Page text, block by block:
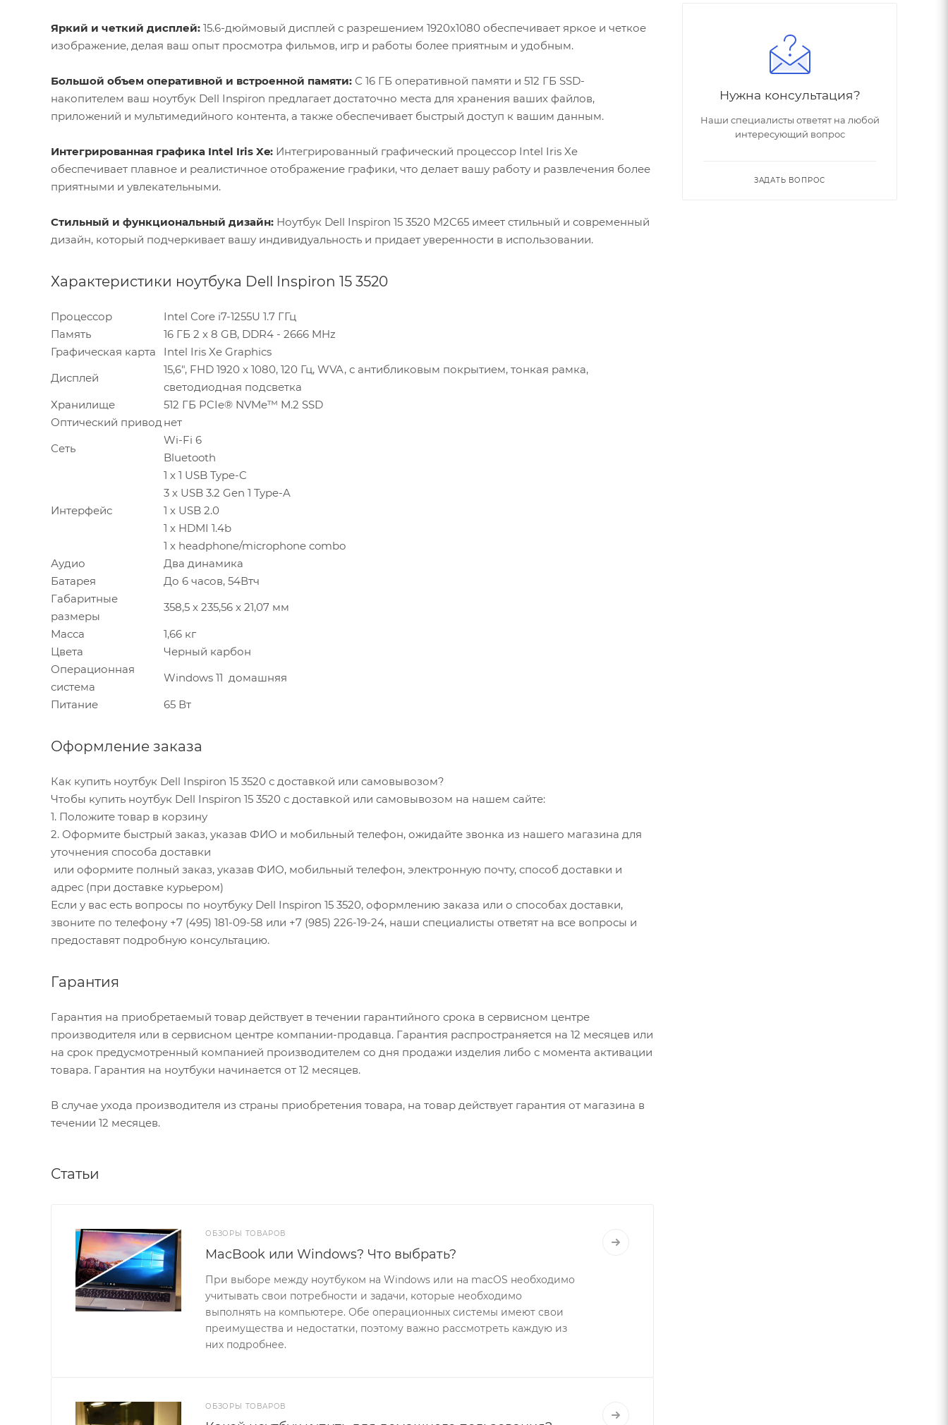
Яркий и четкий дисплей: 15.6-дюймовый дисплей с разрешением 1920x1080 обеспечивает яркое и четкое
изображение, делая ваш опыт просмотра фильмов, игр и работы более приятным и удобным.
Большой объем оперативной и встроенной памяти: С 16 ГБ оперативной памяти и 512 ГБ SSD-
накопителем ваш ноутбук Dell Inspiron предлагает достаточно места для хранения ваших файлов,
приложений и мультимедийного контента, а также обеспечивает быстрый доступ к вашим данным.
Интегрированная графика Intel Iris Xe: Интегрированный графический процессор Intel Iris Xe
обеспечивает плавное и реалистичное отображение графики, что делает вашу работу и развлечения более
приятными и увлекательными.
Стильный и функциональный дизайн: Ноутбук Dell Inspiron 15 3520 M2C65 имеет стильный и современный
дизайн, который подчеркивает вашу индивидуальность и придает уверенности в использовании.
Характеристики ноутбука Dell Inspiron 15 3520
Процессор
Intel Core i7-1255U 1.7 ГГц
Память
16 ГБ 2 x 8 GB, DDR4 - 2666 MHz
Графическая карта
Intel Iris Xe Graphics
Дисплей
15,6", FHD 1920 x 1080, 120 Гц, WVA, с антибликовым покрытием, тонкая рамка,
светодиодная подсветка
Хранилище
512 ГБ PCIe® NVMe™ M.2 SSD
Оптический приводнет
Сеть
Wi-Fi 6
Bluetooth
Интерфейс
1 х 1 USB Type-C
3 х USB 3.2 Gen 1 Type-A
1 х USB 2.0
1 х HDMI 1.4b
1 х headphone/microphone combo
Аудио
Два динамика
Батарея
До 6 часов, 54Втч
Габаритные
размеры
358,5 x 235,56 x 21,07 мм
Масса
1,66 кг
Цвета
Черный карбон
Операционная
система
Windows 11 домашняя
Питание
65 Вт
Оформление заказа
Как купить ноутбук Dell Inspiron 15 3520 с доставкой или самовывозом?
Чтобы купить ноутбук Dell Inspiron 15 3520 с доставкой или самовывозом на нашем сайте:
1. Положите товар в корзину
2. Оформите быстрый заказ, указав ФИО и мобильный телефон, ожидайте звонка из нашего магазина для
уточнения способа доставки
или оформите полный заказ, указав ФИО, мобильный телефон, электронную почту, способ доставки и
адрес (при доставке курьером)
Если у вас есть вопросы по ноутбуку Dell Inspiron 15 3520, оформлению заказа или о способах доставки,
звоните по телефону +7 (495) 181-09-58 или +7 (985) 226-19-24, наши специалисты ответят на все вопросы и
предоставят подробную консультацию.
Гарантия
Гарантия на приобретаемый товар действует в течении гарантийного срока в сервисном центре
производителя или в сервисном центре компании-продавца. Гарантия распространяется на 12 месяцев или
на срок предусмотренный компанией производителем со дня продажи изделия либо с момента активации
товара. Гарантия на ноутбуки начинается от 12 месяцев.
В случае ухода производителя из страны приобретения товара, на товар действует гарантия от магазина в
течении 12 месяцев.
Статьи
ОБЗОРЫ ТОВАРОВ
MacBook или Windows? Что выбрать?
При выборе между ноутбуком на Windows или на macOS необходимо
учитывать свои потребности и задачи, которые необходимо
выполнять на компьютере. Обе операционных системы имеют свои
преимущества и недостатки, поэтому важно рассмотреть каждую из
них подробнее.
ОБЗОРЫ ТОВАРОВ
Нужна консультация?
Наши специалисты ответят на любой
интересующий вопрос
ЗАДАТЬ ВОПРОС